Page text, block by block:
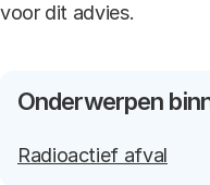
voor dit advies.
Onderwerpen
Radioactief afval